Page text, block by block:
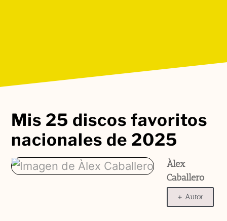
Mis 25 discos favoritos
nacionales de 2025
Àlex
Caballero
+ Autor